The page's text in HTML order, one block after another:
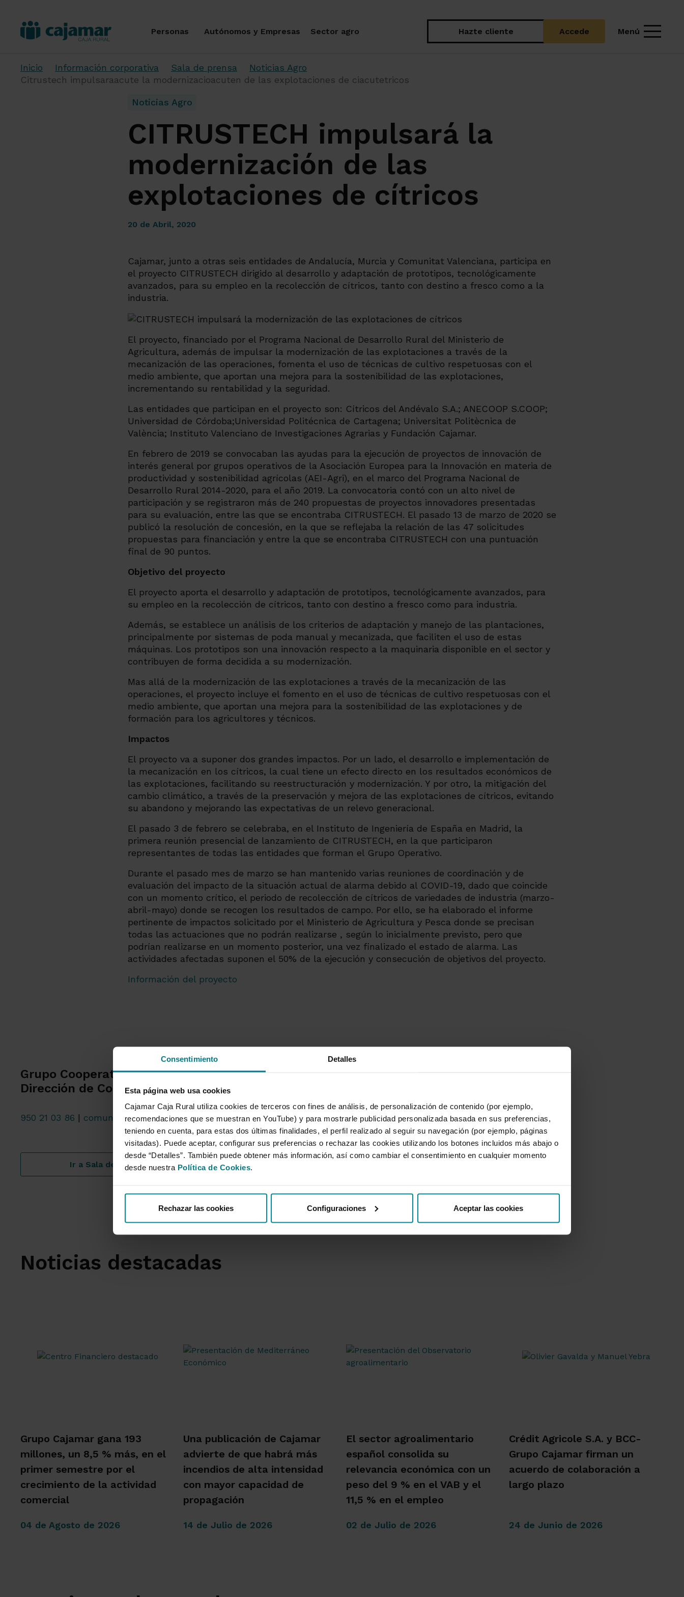
Consentimiento Detalles
Esta página web usa cookies
Cajamar Caja Rural utiliza cookies de terceros con fines de análisis, de personalización de contenido (por ejemplo,
recomendaciones que se muestran en YouTube) y para mostrarle publicidad personalizada basada en sus preferencias,
teniendo en cuenta, para estas dos últimas finalidades, el perfil realizado al seguir su navegación (por ejemplo, páginas
visitadas). Puede aceptar, configurar sus preferencias o rechazar las cookies utilizando los botones incluidos más abajo o
desde “Detalles”. También puede obtener más información, así como cambiar el consentimiento en cualquier momento
desde nuestra Política de Cookies.
Rechazar las cookies Configuraciones Aceptar las cookies
Personas Autónomos y Empresas Sector agro Hazte cliente Accede Menú
Inicio Información corporativa Sala de prensa
Noticias Agro
Citrustech impulsaraacute la modernizacioacuten de las explotaciones de ciacutetricos
Noticias Agro
CITRUSTECH impulsará la
modernización de las
explotaciones de cítricos
20 de Abril, 2020
Cajamar, junto a otras seis entidades de Andalucía, Murcia y Comunitat Valenciana, participa en
el proyecto CITRUSTECH dirigido al desarrollo y adaptación de prototipos, tecnológicamente
avanzados, para su empleo en la recolección de cítricos, tanto con destino a fresco como a la
industria.
El proyecto, financiado por el Programa Nacional de Desarrollo Rural del Ministerio de
Agricultura, además de impulsar la modernización de las explotaciones a través de la
mecanización de las operaciones, fomenta el uso de técnicas de cultivo respetuosas con el
medio ambiente, que aportan una mejora para la sostenibilidad de las explotaciones,
incrementando su rentabilidad y la seguridad.
Las entidades que participan en el proyecto son: Cítricos del Andévalo S.A.; ANECOOP S.COOP;
Universidad de Córdoba;Universidad Politécnica de Cartagena; Universitat Politècnica de
València; Instituto Valenciano de Investigaciones Agrarias y Fundación Cajamar.
En febrero de 2019 se convocaban las ayudas para la ejecución de proyectos de innovación de
interés general por grupos operativos de la Asociación Europea para la Innovación en materia de
productividad y sostenibilidad agrícolas (AEI-Agri), en el marco del Programa Nacional de
Desarrollo Rural 2014-2020, para el año 2019. La convocatoria contó con un alto nivel de
participación y se registraron más de 240 propuestas de proyectos innovadores presentadas
para su evaluación, entre las que se encontraba CITRUSTECH. El pasado 13 de marzo de 2020 se
publicó la resolución de concesión, en la que se reflejaba la relación de las 47 solicitudes
propuestas para financiación y entre la que se encontraba CITRUSTECH con una puntuación
final de 90 puntos.
Objetivo del proyecto
El proyecto aporta el desarrollo y adaptación de prototipos, tecnológicamente avanzados, para
su empleo en la recolección de cítricos, tanto con destino a fresco como para industria.
Además, se establece un análisis de los criterios de adaptación y manejo de las plantaciones,
principalmente por sistemas de poda manual y mecanizada, que faciliten el uso de estas
máquinas. Los prototipos son una innovación respecto a la maquinaria disponible en el sector y
contribuyen de forma decidida a su modernización.
Mas allá de la modernización de las explotaciones a través de la mecanización de las
operaciones, el proyecto incluye el fomento en el uso de técnicas de cultivo respetuosas con el
medio ambiente, que aportan una mejora para la sostenibilidad de las explotaciones y de
formación para los agricultores y técnicos.
Impactos
El proyecto va a suponer dos grandes impactos. Por un lado, el desarrollo e implementación de
la mecanización en los cítricos, la cual tiene un efecto directo en los resultados económicos de
las explotaciones, facilitando su reestructuración y modernización. Y por otro, la mitigación del
cambio climático, a través de la preservación y mejora de las explotaciones de cítricos, evitando
su abandono y mejorando las expectativas de un relevo generacional.
El pasado 3 de febrero se celebraba, en el Instituto de Ingeniería de España en Madrid, la
primera reunión presencial de lanzamiento de CITRUSTECH, en la que participaron
representantes de todas las entidades que forman el Grupo Operativo.
Durante el pasado mes de marzo se han mantenido varias reuniones de coordinación y de
evaluación del impacto de la situación actual de alarma debido al COVID-19, dado que coincide
con un momento crítico, el periodo de recolección de cítricos de variedades de industria (marzo-
abril-mayo) donde se recogen los resultados de campo. Por ello, se ha elaborado el informe
pertinente de impactos solicitado por el Ministerio de Agricultura y Pesca donde se precisan
todas las actuaciones que no podrán realizarse , según lo inicialmente previsto, pero que
podrían realizarse en un momento posterior, una vez finalizado el estado de alarma. Las
actividades afectadas suponen el 50% de la ejecución y consecución de objetivos del proyecto.
Información del proyecto
Grupo Cooperativo Cajamar
Dirección de Comunicación
950 21 03 86 | comunicacion@grupocooperativocajamar.com| @PrensaCajamar
Ir a Sala de prensa
Noticias destacadas
Grupo Cajamar gana 193
millones, un 8,5 % más, en el
primer semestre por el
crecimiento de la actividad
comercial
04 de Agosto de 2026
Una publicación de Cajamar
advierte de que habrá más
incendios de alta intensidad
con mayor capacidad de
propagación
14 de Julio de 2026
El sector agroalimentario
español consolida su
relevancia económica con un
peso del 9 % en el VAB y el
11,5 % en el empleo
02 de Julio de 2026
Crédit Agricole S.A. y BCC-
Grupo Cajamar firman un
acuerdo de colaboración a
largo plazo
24 de Junio de 2026